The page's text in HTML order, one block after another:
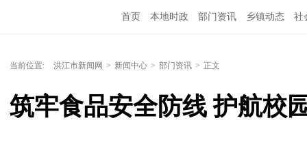
首页 本地时政 部门资讯 乡镇动态 社
当前位置: 洪江市新闻网 > 新闻中心 > 部门资讯 > 正文
筑牢食品安全防线 护航校